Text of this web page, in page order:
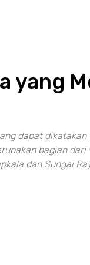
yang
dapat
bagian
dan Sungai